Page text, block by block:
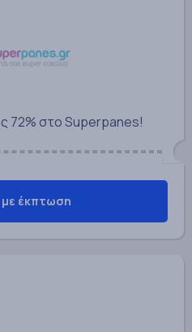
72% στο Superpanes!
έκπτωση